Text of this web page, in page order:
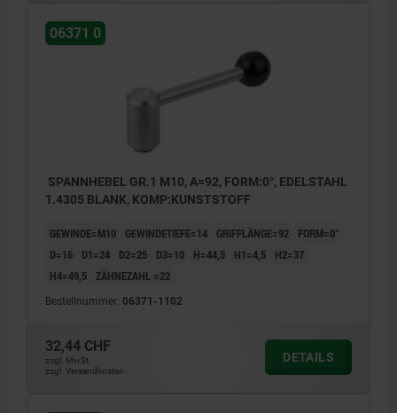
06371 0
SPANNHEBEL GR.1 M10, A=92, FORM:0°, EDELSTAHL
1.4305 BLANK, KOMP:KUNSTSTOFF
GEWINDE=M10 GEWINDETIEFE=14 GRIFFLÄNGE=92
FORM=0°
D=16
D1=24 D2=25 D3=10 H=44,5 H1=4,5
H2=37
H4=49,5 ZÄHNEZAHL =22
Bestellnummer: 06371-1102
32,44 CHF
zzgl. MwSt.
zzgl. Versandkosten
DETAILS